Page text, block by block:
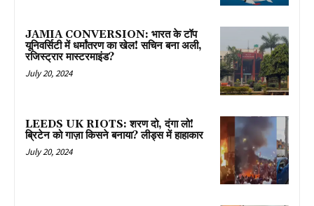
JAMIA CONVERSION: भारत के टॉप
यूनिवर्सिटी में धर्मांतरण का खेल! सचिन बना अली,
रजिस्ट्रार मास्टरमाइंड?
July 20, 2024
LEEDS UK RIOTS: शरण दो, दंगा लो!
ब्रिटेन को गाज़ा किसने बनाया? लीड्स में हाहाकार
July 20, 2024